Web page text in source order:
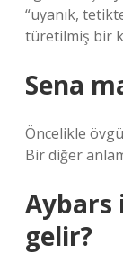
“uyanık,
türetilmiş bir
Sena
Öncelikle
Bir diğer
Aybars
gelir?